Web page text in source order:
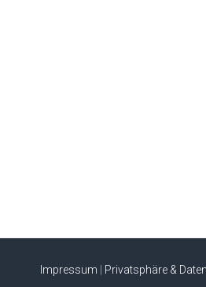
Impressum Privatsphäre &